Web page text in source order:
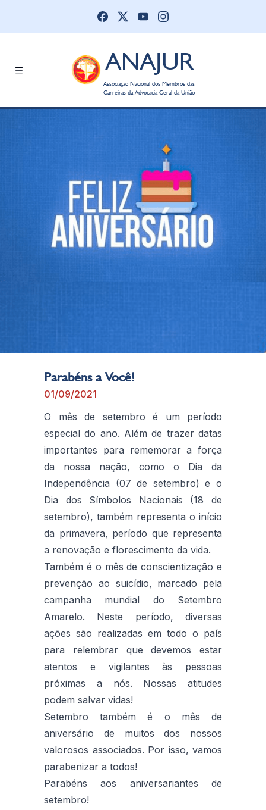
ANAJUR
Associação Nacional dos Membros das
Carreiras da Advocacia-Geral da União
Parabéns a Você!
01/09/2021
O mês de setembro é um período
especial do ano. Além de trazer datas
importantes para rememorar a força
da nossa nação, como o Dia da
Independência (07 de setembro) e o
Dia dos Símbolos Nacionais (18 de
setembro), também representa o início
da primavera, período que representa
a renovação e florescimento da vida.
Também é o mês de conscientização e
prevenção ao suicídio, marcado pela
campanha mundial do Setembro
Amarelo. Neste período, diversas
ações são realizadas em todo o país
para relembrar que devemos estar
atentos e vigilantes às pessoas
próximas a nós. Nossas atitudes
podem salvar vidas!
Setembro também é o mês de
aniversário de muitos dos nossos
valorosos associados. Por isso, vamos
parabenizar a todos!
Parabéns aos aniversariantes de
setembro!